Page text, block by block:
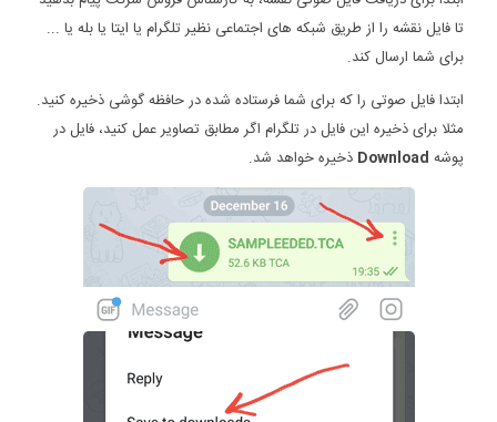
تا فایل نقشه را از طریق شبکه های اجتماعی نظیر تلگرام یا ایتا یا بله یا ...
برای شما ارسال کند.
ابتدا فایل صوتی را که برای شما فرستاده شده در حافظه گوشی ذخیره کنید.
مثلا برای ذخیره این فایل در تلگرام اگر مطابق تصاویر عمل کنید، فایل در
پوشه Download ذخیره خواهد شد.